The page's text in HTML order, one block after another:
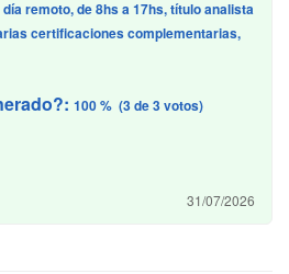
remoto, de 8hs a 17hs, título analista
certificaciones complementarias,
100 % (3 de 3 votos)
31/07/2026